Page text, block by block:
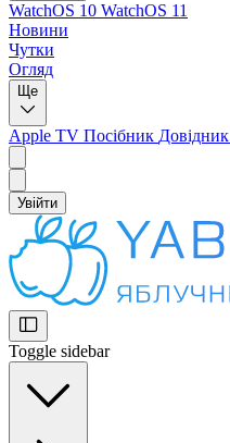
WatchOS 10 WatchOS 11
Новини
Чутки
Огляд
Ще
Apple TV Посібник Довідник
Увійти
Toggle sidebar